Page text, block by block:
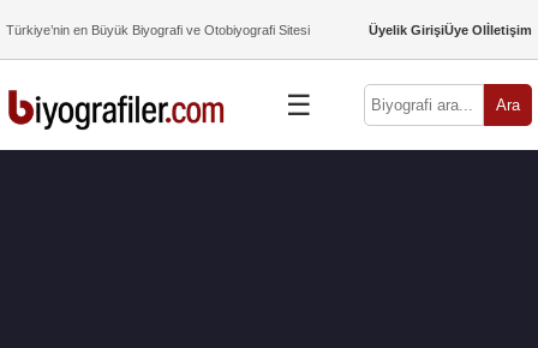
Türkiye’nin en Büyük Biyografi ve Otobiyografi Sitesi Üyelik GirişiÜye Olİletişim
☰ Ara